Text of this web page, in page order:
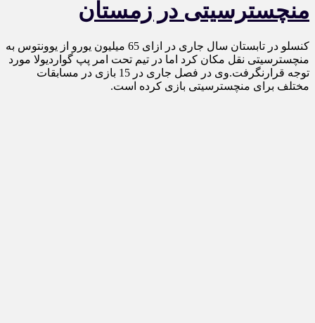
منچسترسیتی در زمستان
کنسلو در تابستان سال جاری در ازای 65 میلیون یورو از یوونتوس به
منچسترسیتی نقل مکان کرد اما در تیم تحت امر پپ گواردیولا مورد
توجه قرارنگرفت.وی در فصل جاری در 15 بازی در مسابقات
مختلف برای منچسترسیتی بازی کرده است.